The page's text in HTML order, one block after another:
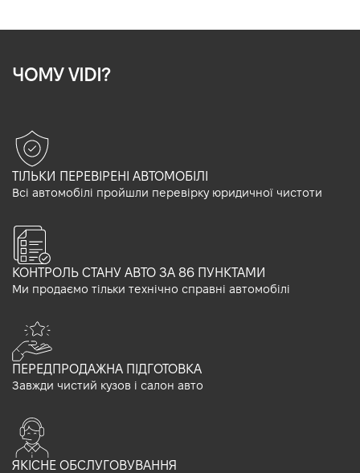
ЧОМУ VIDI?
ТІЛЬКИ ПЕРЕВІРЕНІ АВТОМОБІЛІ
Всі автомобілі пройшли перевірку юридичної чистоти
КОНТРОЛЬ СТАНУ АВТО ЗА 86 ПУНКТАМИ
Ми продаємо тільки технічно справні автомобілі
ПЕРЕДПРОДАЖНА ПІДГОТОВКА
Завжди чистий кузов і салон авто
ЯКІСНЕ ОБСЛУГОВУВАННЯ